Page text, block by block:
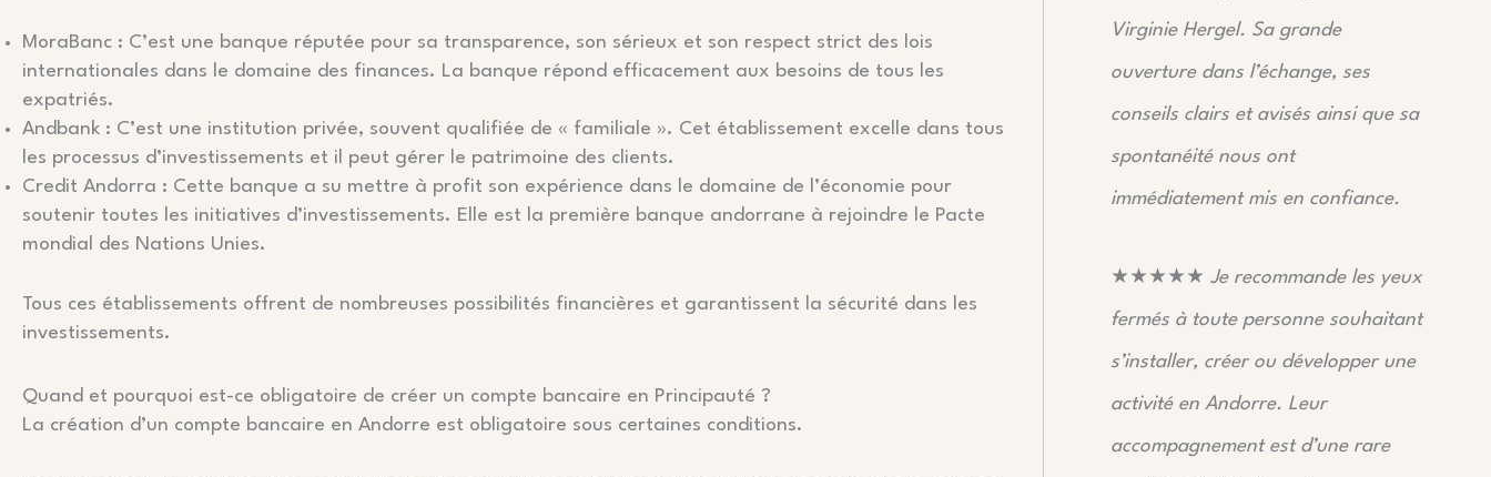
MoraBanc : C’est une banque réputée pour sa transparence, son sérieux et son respect strict des lois
internationales dans le domaine des finances. La banque répond efficacement aux besoins de tous les
expatriés.
Andbank : C’est une institution privée, souvent qualifiée de « familiale ». Cet établissement excelle dans tous
les processus d’investissements et il peut gérer le patrimoine des clients.
Credit Andorra : Cette banque a su mettre à profit son expérience dans le domaine de l’économie pour
soutenir toutes les initiatives d’investissements. Elle est la première banque andorrane à rejoindre le Pacte
mondial des Nations Unies.
Tous ces établissements offrent de nombreuses possibilités financières et garantissent la sécurité dans les
investissements.
Quand et pourquoi est-ce obligatoire de créer un compte bancaire en Principauté ?
La création d’un compte bancaire en Andorre est obligatoire sous certaines conditions.
Virginie Hergel. Sa grande
ouverture dans l’échange, ses
conseils clairs et avisés ainsi que sa
spontanéité nous ont
immédiatement mis en confiance.
★★★★★ Je recommande les yeux
fermés à toute personne souhaitant
s’installer, créer ou développer une
activité en Andorre. Leur
accompagnement est d’une rare